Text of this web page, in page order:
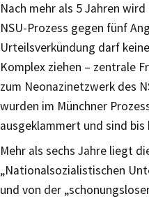
Nach mehr als 5 Jahren
NSU-Prozess gegen fünf
Urteilsverkündung darf
Komplex ziehen – zentrale
zum Neonazinetzwerk des
wurden im Münchner
ausgeklammert und sind
Mehr als sechs Jahre liegt
„Nationalsozialistischen
und von der